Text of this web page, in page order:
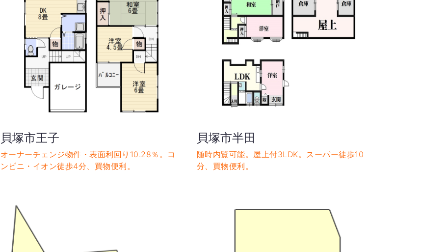
貝塚市王子
オーナーチェンジ物件・表面利回り10.28％。コ
ンビニ・イオン徒歩4分、買物便利。
貝塚市半田
随時内覧可能。屋上付3LDK。スーパー徒歩10
分、買物便利。